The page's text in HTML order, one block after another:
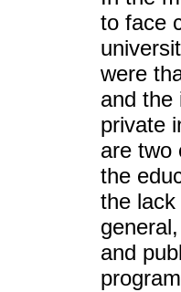
to face
were
and the
private
are two
the
the
and